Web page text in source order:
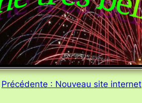
Précédente : Nouveau site internet